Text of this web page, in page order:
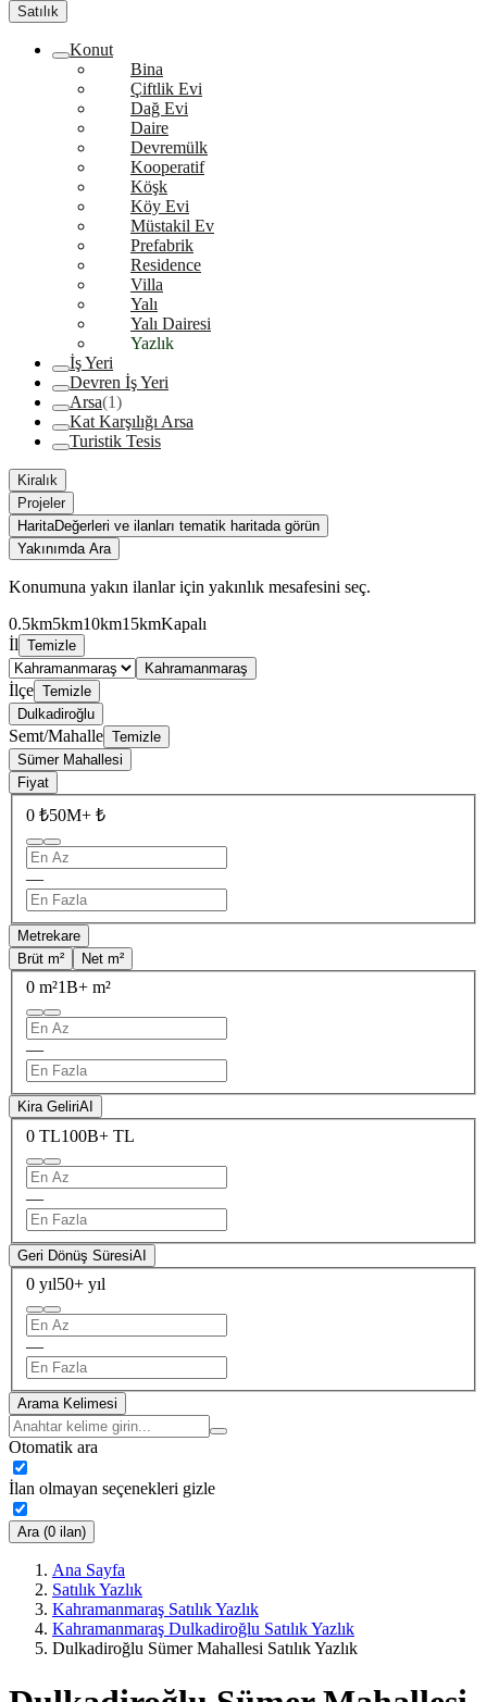
Satılık
Konut
Bina
Çiftlik Evi
Dağ Evi
Daire
Devremülk
Kooperatif
Köşk
Köy Evi
Müstakil Ev
Prefabrik
Residence
Villa
Yalı
Yalı Dairesi
Yazlık
İş Yeri
Devren İş Yeri
Arsa(1)
Kat Karşılığı Arsa
Turistik Tesis
Kiralık
Projeler
HaritaDeğerleri ve ilanları tematik haritada görün
Yakınımda Ara
Konumuna yakın ilanlar için yakınlık mesafesini seç.
0.5km5km10km15kmKapalı
İl Temizle
Kahramanmaraş
İlçe Temizle
Dulkadiroğlu
Semt/Mahalle Temizle
Sümer Mahallesi
Fiyat
0 ₺50M+ ₺
—
Metrekare
Brüt m²
Net m²
0 m²1B+ m²
—
Kira GeliriAI
0 TL100B+ TL
—
Geri Dönüş SüresiAI
0 yıl50+ yıl
—
Arama Kelimesi
Otomatik ara
İlan olmayan seçenekleri gizle
Ara (0 ilan)
Ana Sayfa
Satılık Yazlık
Kahramanmaraş Satılık Yazlık
Kahramanmaraş Dulkadiroğlu Satılık Yazlık
Dulkadiroğlu Sümer Mahallesi Satılık Yazlık